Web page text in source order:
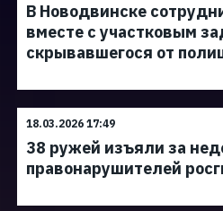
В Новодвинске
вместе с участковым
скрывавшегося от
18.03.2026 17:49
38 ружей изъяли за
правонарушителей